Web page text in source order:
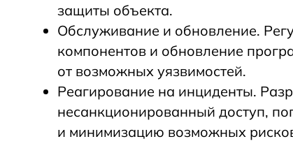
защиты объекта.
Обслуживание и обновление.
компонентов и обновление
от возможных уязвимостей.
Реагирование на инциденты.
несанкционированный доступ,
и минимизацию возможных